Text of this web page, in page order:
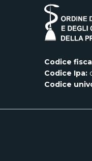
Codice
Codice Ipa:
Codice